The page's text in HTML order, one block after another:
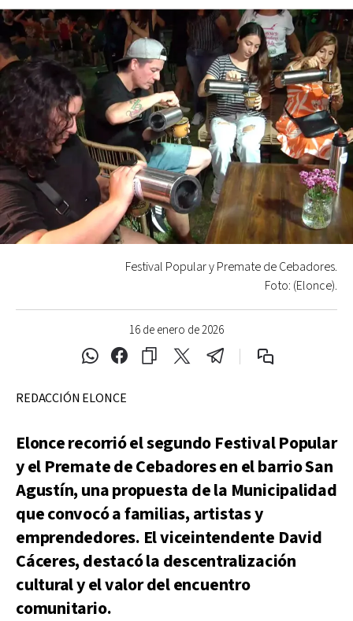
16 de enero de 2026
Festival Popular y Premate de Cebadores.
Foto: (Elonce).
REDACCIÓN ELONCE
Elonce recorrió el segundo Festival Popular
y el Premate de Cebadores en el barrio San
Agustín, una propuesta de la Municipalidad
que convocó a familias, artistas y
emprendedores. El viceintendente David
Cáceres, destacó la descentralización
cultural y el valor del encuentro
comunitario.